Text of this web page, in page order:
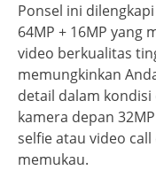
Ponsel ini
64MP + 16MP yang
video berkualitas
memungkinkan
detail dalam
kamera depan
selfie atau video
memukau.